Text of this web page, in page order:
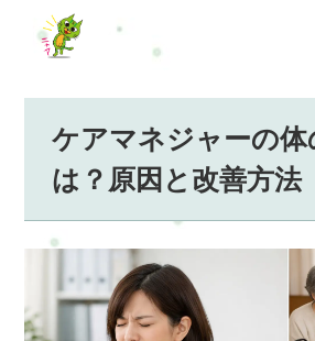
ケアマネジャーの体
は？原因と改善方法